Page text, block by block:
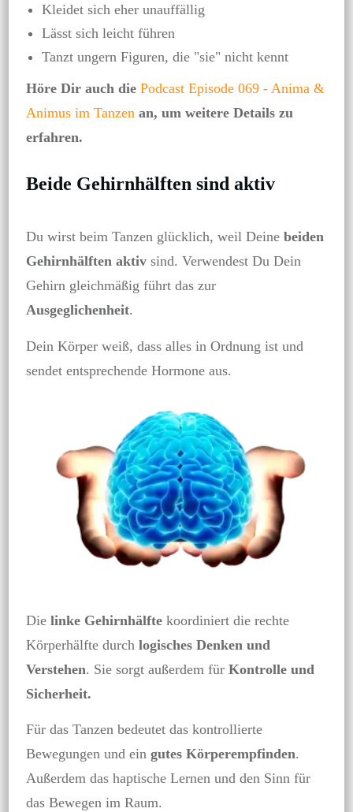
Kleidet sich eher unauffällig
Lässt sich leicht führen
Tanzt ungern Figuren, die "sie" nicht kennt
Höre Dir auch diePodcast Episode 069 - Anima &
Animus im Tanzen an, um weitere Details zu
erfahren.
Beide Gehirnhälften sind aktiv
Du wirst beim Tanzen glücklich, weil Deinebeiden
Gehirnhälften aktiv sind. Verwendest Du Dein
Gehirn gleichmäßig führt das zur
Ausgeglichenheit.
Dein Körper weiß, dass alles in Ordnung ist und
sendet entsprechende Hormone aus.
Dielinke Gehirnhälfte koordiniert die rechte
Körperhälfte durchlogisches Denken und
Verstehen. Sie sorgt außerdem fürKontrolle und
Sicherheit.
Für das Tanzen bedeutet das kontrollierte
Bewegungen und eingutes Körperempfinden.
Außerdem das haptische Lernen und den Sinn für
das Bewegen im Raum.